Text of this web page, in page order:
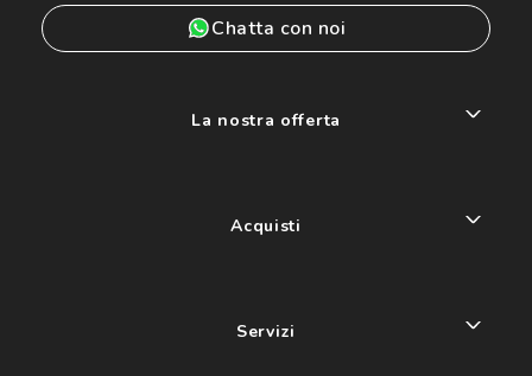
Chatta con noi
La nostra offerta
Acquisti
Servizi